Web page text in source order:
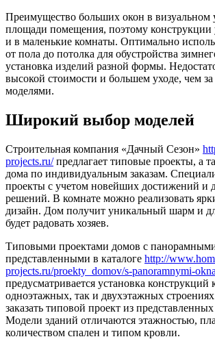
Преимущество больших окон в визуальном
площади помещения, поэтому конструкции
и в маленькие комнаты. Оптимально
от пола до потолка для обустройства
установка изделий разной формы.
высокой стоимости и большем уходе, чем
моделями.
Широкий выбор моделей
Строительная компания «Дачный Сезон»
projects.ru/предлагает типовые проекты, а
дома по индивидуальным заказам.
проекты с учетом новейших достижений и
решений. В комнате можно реализовать
дизайн. Дом получит уникальный шарм и
будет радовать хозяев.
Типовыми проектами домов с
представленными в каталоге http://
projects.ru/proekty_domov/s-panoramnymi-
предусматривается установка конструкций
одноэтажных, так и двухэтажных
заказать типовой проект из представленных
Модели зданий отличаются этажностью,
количеством спален и типом кровли.